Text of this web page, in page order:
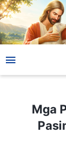
Mga Pagbigkas
Mga